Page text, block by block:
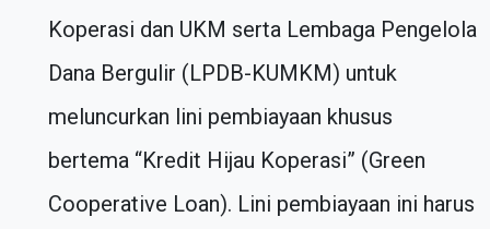
Koperasi dan UKM serta Lembaga Pengelola
Dana Bergulir (LPDB-KUMKM) untuk
meluncurkan lini pembiayaan khusus
bertema “Kredit Hijau Koperasi” (Green
Cooperative Loan). Lini pembiayaan ini harus